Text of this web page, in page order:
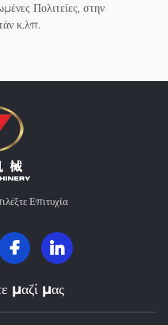
Πολιτείες, στην
κ.λπ.
Επιτυχία
μαζί μας